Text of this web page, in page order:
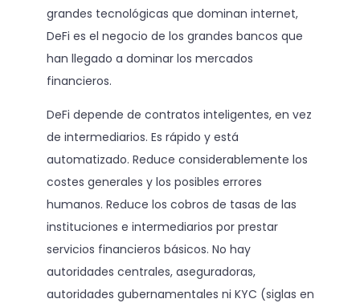
grandes tecnológicas que dominan internet,
DeFi es el negocio de los grandes bancos que
han llegado a dominar los mercados
financieros.
DeFi depende de contratos inteligentes, en vez
de intermediarios. Es rápido y está
automatizado. Reduce considerablemente los
costes generales y los posibles errores
humanos. Reduce los cobros de tasas de las
instituciones e intermediarios por prestar
servicios financieros básicos. No hay
autoridades centrales, aseguradoras,
autoridades gubernamentales ni KYC (siglas en